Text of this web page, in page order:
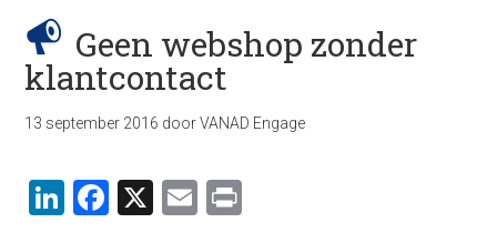
Geen webshop zonder
klantcontact
13 september 2016 doorVANAD Engage
LinkedIn
Facebook
X Email